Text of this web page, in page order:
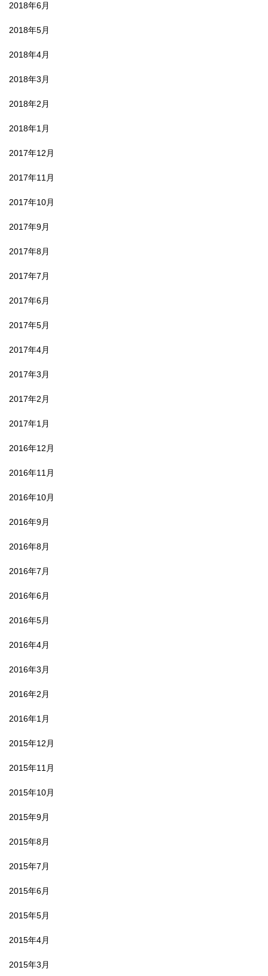
2018年6月
2018年5月
2018年4月
2018年3月
2018年2月
2018年1月
2017年12月
2017年11月
2017年10月
2017年9月
2017年8月
2017年7月
2017年6月
2017年5月
2017年4月
2017年3月
2017年2月
2017年1月
2016年12月
2016年11月
2016年10月
2016年9月
2016年8月
2016年7月
2016年6月
2016年5月
2016年4月
2016年3月
2016年2月
2016年1月
2015年12月
2015年11月
2015年10月
2015年9月
2015年8月
2015年7月
2015年6月
2015年5月
2015年4月
2015年3月